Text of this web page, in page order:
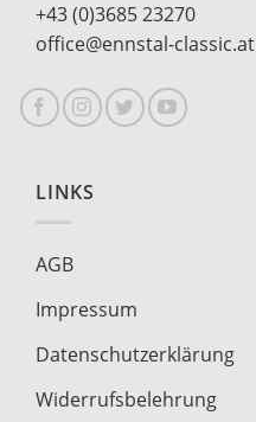
+43 (0)3685 23270
office@ennstal-classic.at
LINKS
AGB
Impressum
Datenschutzerklärung
Widerrufsbelehrung